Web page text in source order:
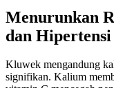
Menurunkan
dan Hipertensi
Kluwek mengandung
signifikan. Kalium